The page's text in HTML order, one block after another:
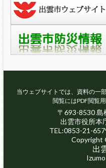
当ウェブサイトでは、資料の一
閲覧にはPDF閲覧
〒693-8530 島
出雲市役所本
TEL:0853-21-
出
Izumo